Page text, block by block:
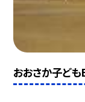
おおさか子ど